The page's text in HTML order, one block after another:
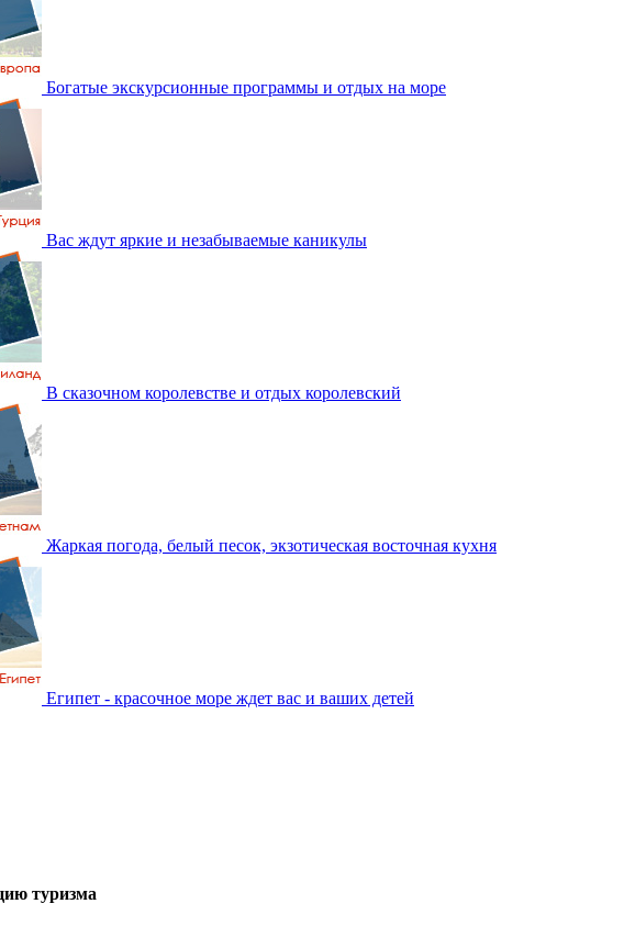
Богатые экскурсионные программы и отдых на море
Вас ждут яркие и незабываемые каникулы
В сказочном королевстве и отдых королевский
Жаркая погода, белый песок, экзотическая восточная кухня
Египет - красочное море ждет вас и ваших детей
туризма